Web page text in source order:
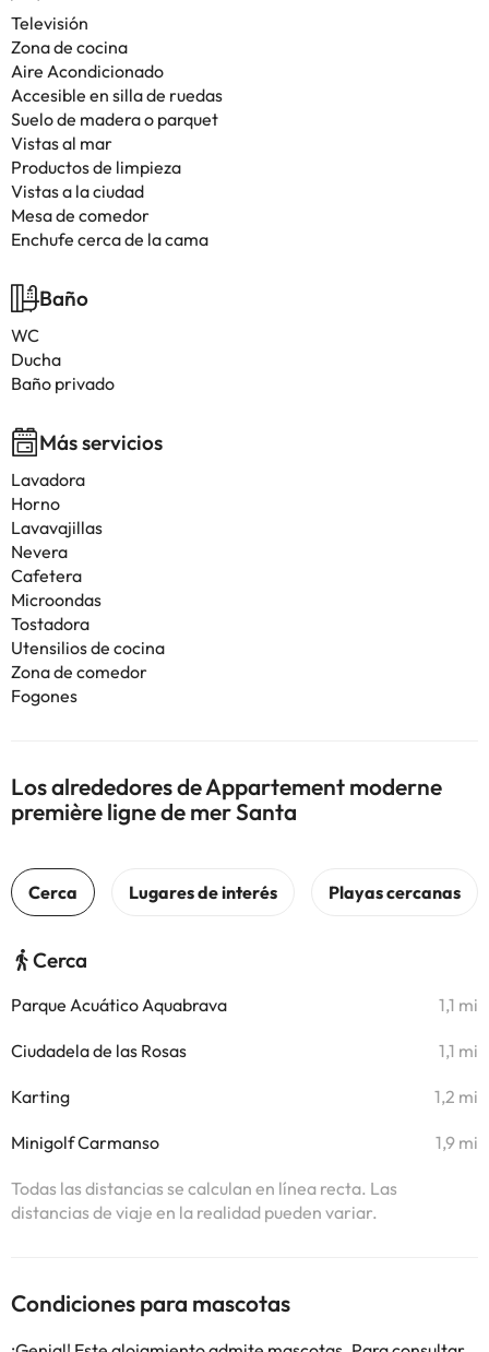
Televisión
Zona de cocina
Aire Acondicionado
Accesible en silla de ruedas
Suelo de madera o parquet
Vistas al mar
Productos de limpieza
Vistas a la ciudad
Mesa de comedor
Enchufe cerca de la cama
Baño
WC
Ducha
Baño privado
Más servicios
Lavadora
Horno
Lavavajillas
Nevera
Cafetera
Microondas
Tostadora
Utensilios de cocina
Zona de comedor
Fogones
Los alrededores de Appartement moderne
première ligne de mer Santa
Cerca
Parque Acuático Aquabrava 1,1 mi
Ciudadela de las Rosas 1,1 mi
Karting 1,2 mi
Minigolf Carmanso 1,9 mi
Todas las distancias se calculan en línea recta. Las
distancias de viaje en la realidad pueden variar.
Condiciones para mascotas